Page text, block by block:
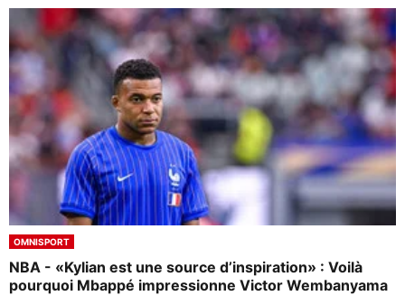
OMNISPORT
NBA - «Kylian est une source d’inspiration» : Voilà
pourquoi Mbappé impressionne Victor Wembanyama